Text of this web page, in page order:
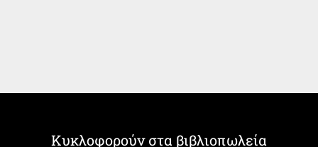
Κυκλοφορούν στα βιβλιοπωλεία